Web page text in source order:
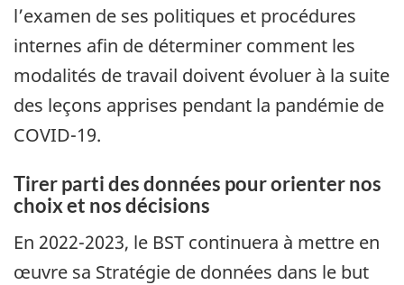
l’examen de ses politiques et procédures
internes afin de déterminer comment les
modalités de travail doivent évoluer à la suite
des leçons apprises pendant la pandémie de
COVID-19.
Tirer parti des données pour orienter nos
choix et nos décisions
En 2022-2023, le BST continuera à mettre en
œuvre sa Stratégie de données dans le but